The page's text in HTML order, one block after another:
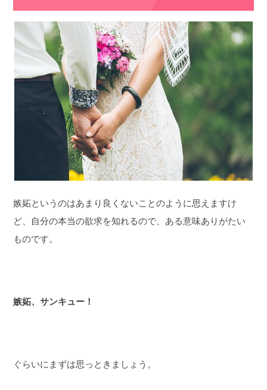
嫉妬というのはあまり良くないことのように思えますけ
ど、自分の本当の欲求を知れるので、ある意味ありがたい
ものです。
嫉妬、サンキュー！
ぐらいにまずは思っときましょう。